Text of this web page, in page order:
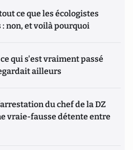
ce que les écologistes
non, et voilà pourquoi
qui s'est vraiment passé
ailleurs
du chef de la DZ
vraie-fausse détente entre